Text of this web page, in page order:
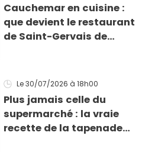
Cauchemar en cuisine :
que devient le restaurant
de Saint-Gervais de
Etchebest ?
Le 30/07/2026 à 18h00
Plus jamais celle du
supermarché : la vraie
recette de la tapenade